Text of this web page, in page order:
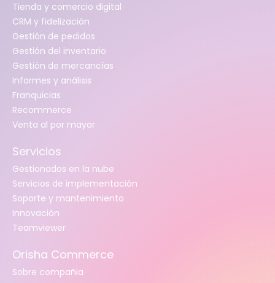
Tienda y comercio digital
CRM y fidelización
Gestión de pedidos
Gestión del inventario
Gestión de mercancías
Informes y análisis
Franquicias
Recommerce
Venta al por mayor
Servicios
Gestionados en la nube
Servicios de implementación
Soporte y mantenimiento
Innovación
Teamviewer
Orisha Commerce
Sobre compañia